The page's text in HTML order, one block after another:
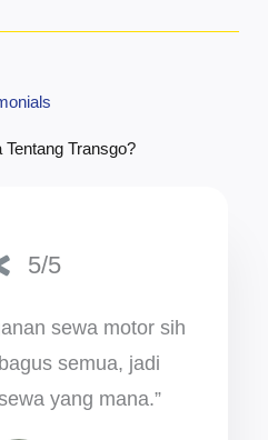
Transgo?
5/5
sewa motor sih
semua, jadi
yang mana.”